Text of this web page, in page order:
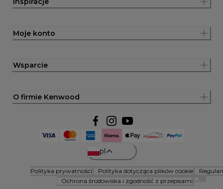
Moje konto
Wsparcie
O firmie Kenwood
pl
Polityka prywatności Polityka dotycząca plików cookie
Ochrona środowiska i zgodność z przepisami